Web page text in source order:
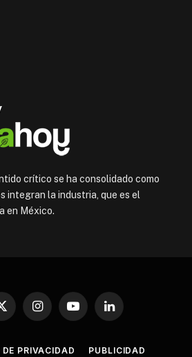
crítico se ha consolidado como
integran la industria, que es el
en México.
X
InstagramYouTubeLinkedIn
PRIVACIDAD PUBLICIDAD